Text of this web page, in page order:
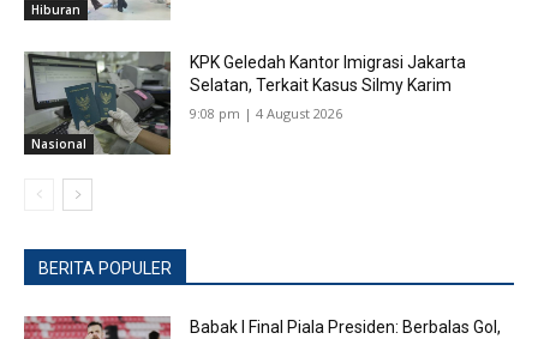
Hiburan
Nasional
KPK Geledah Kantor Imigrasi Jakarta
Selatan, Terkait Kasus Silmy Karim
9:08 pm | 4 August 2026
BERITA POPULER
Babak I Final Piala Presiden: Berbalas Gol,